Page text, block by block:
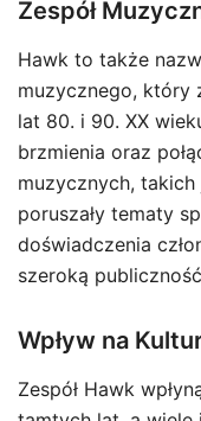
Zespół
Hawk to także
muzycznego, który
lat 80. i 90. XX
brzmienia oraz
muzycznych,
poruszały tematy
doświadczenia
szeroką
Wpływ na
Zespół Hawk